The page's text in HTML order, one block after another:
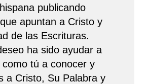
publicando
apuntan a Cristo y
de las Escrituras.
ha sido ayudar a
como tú a conocer y
a Cristo, Su Palabra y